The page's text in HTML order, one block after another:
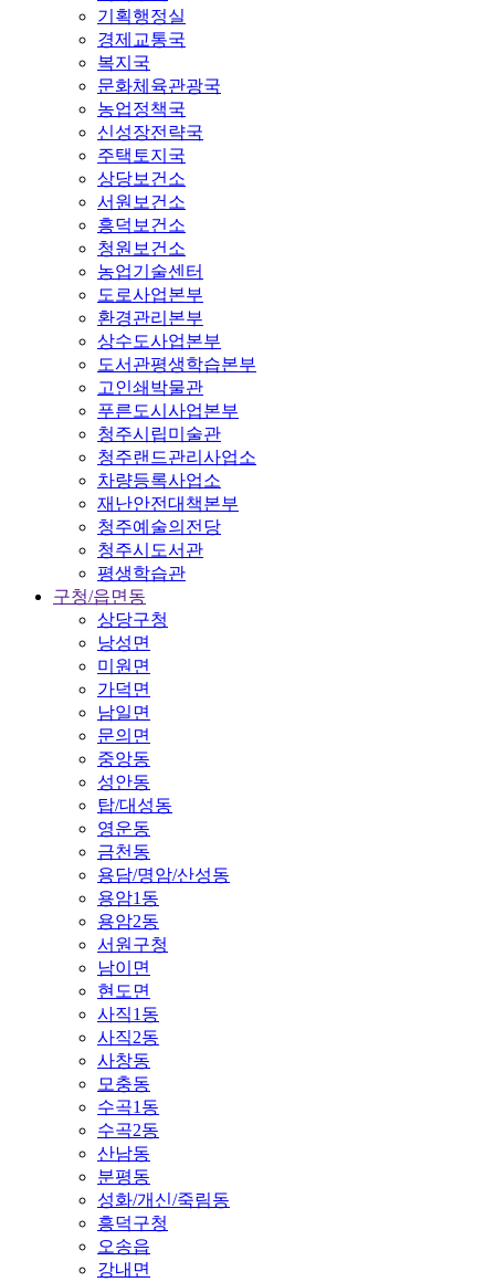
기획행정실
경제교통국
복지국
문화체육관광국
농업정책국
신성장전략국
주택토지국
상당보건소
서원보건소
흥덕보건소
청원보건소
농업기술센터
도로사업본부
환경관리본부
상수도사업본부
도서관평생학습본부
고인쇄박물관
푸른도시사업본부
청주시립미술관
청주랜드관리사업소
차량등록사업소
재난안전대책본부
청주예술의전당
청주시도서관
평생학습관
구청/읍면동
상당구청
낭성면
미원면
가덕면
남일면
문의면
중앙동
성안동
탑/대성동
영운동
금천동
용담/명암/산성동
용암1동
용암2동
서원구청
남이면
현도면
사직1동
사직2동
사창동
모충동
수곡1동
수곡2동
산남동
분평동
성화/개신/죽림동
흥덕구청
오송읍
강내면